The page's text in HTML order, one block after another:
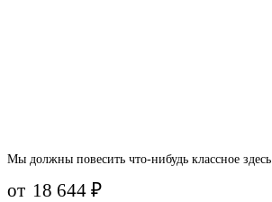
Мы должны повесить что-нибудь классное здесь
от 18 644₽